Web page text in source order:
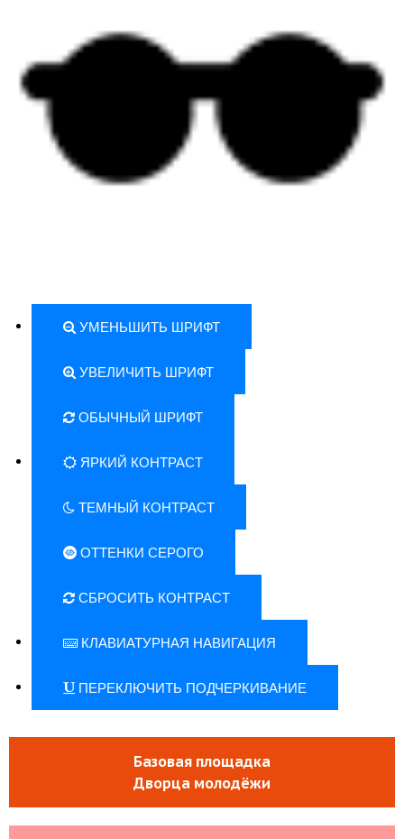
УМЕНЬШИТЬ ШРИФТ
УВЕЛИЧИТЬ ШРИФТ
ОБЫЧНЫЙ ШРИФТ
ЯРКИЙ КОНТРАСТ
ТЕМНЫЙ КОНТРАСТ
ОТТЕНКИ СЕРОГО
СБРОСИТЬ КОНТРАСТ
КЛАВИАТУРНАЯ НАВИГАЦИЯ
ПЕРЕКЛЮЧИТЬ ПОДЧЕРКИВАНИЕ
Базовая площадка
Дворца молодёжи